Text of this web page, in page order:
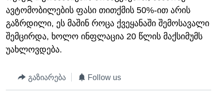
ავტომობილების ფასი თითქმის 50%-ით არის
გაზრდილი, ეს მაშინ როცა ქვეყანაში შემოსავალი
შემცირდა, ხოლო ინფლაცია 20 წლის მაქსიმუმს
უახლოვდება.
გაზიარება Follow us